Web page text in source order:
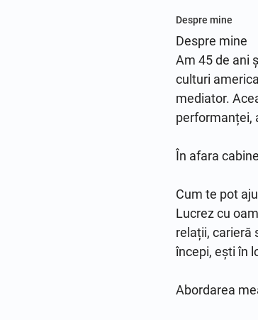
Despre mine
Despre mine
Am 45 de ani
culturi
mediator.
performanței,
În afara
Cum te pot
Lucrez cu
relații, carieră
începi, ești în
Abordarea